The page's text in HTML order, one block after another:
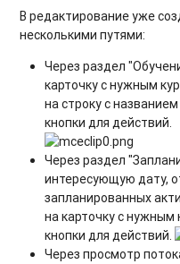
В редактирование уже
несколькими путями:
Через раздел
карточку с нужным
на строку с
кнопки для действий.
Через раздел
интересующую дату,
запланированных
на карточку с нужным
кнопки для действий.
Через просмотр